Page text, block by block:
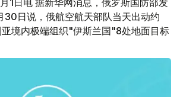
1日电 据新华网消息，俄罗斯国防部发
30日说，俄航空航天部队当天出动约
境内极端组织"伊斯兰国"8处地面目标